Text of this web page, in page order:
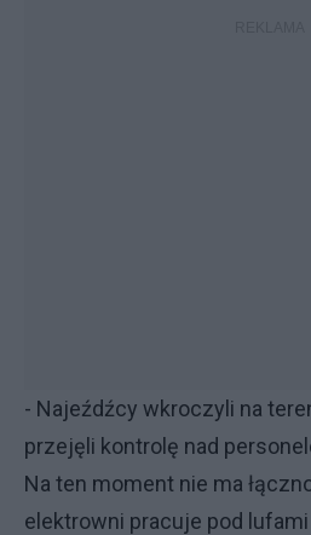
- Najeźdźcy wkroczyli na
przejęli kontrolę nad
Na ten moment nie ma
elektrowni pracuje pod